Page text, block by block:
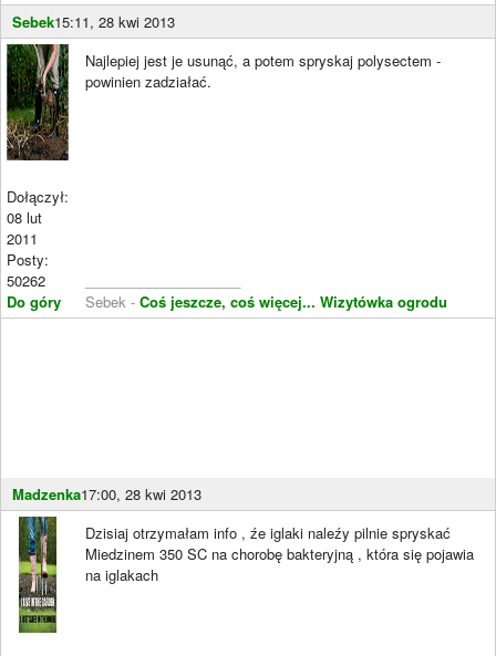
Sebek15:11, 28 kwi 2013
Dołączył:
08 lut
2011
Posty:
50262
Do góry
Najlepiej jest je usunąć, a potem spryskaj polysectem -
powinien zadziałać.
Sebek - Coś jeszcze, coś więcej... Wizytówka ogrodu
Madzenka17:00, 28 kwi 2013
Dzisiaj otrzymałam info , źe iglaki naleźy pilnie spryskać
Miedzinem 350 SC na chorobę bakteryjną , która się pojawia
na iglakach